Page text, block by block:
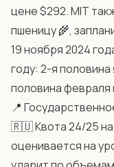
цене $292. MIT
пшеницу 🌾,
19 ноября 2024
году: 2-я
половина февраля
📍
🇷🇺 Квота 24/25 на
оценивается на